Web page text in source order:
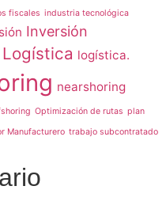
fiscales industria tecnológica
Inversión
Logística logística.
nearshoring
Optimización de rutas plan
Manufacturero trabajo subcontratado